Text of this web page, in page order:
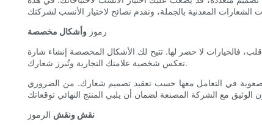
رموز وأشكال مخصصة
فالخيارات لا حصر لها. تتيح لك الأشكال المخصصة إنشاء شارة
تعكس شخصية علامتك التجارية وتُبرز شعارك.
في التعامل معها حسب تعقيد تصميم شعارك. من الضروري
نقش ونقش الرموز